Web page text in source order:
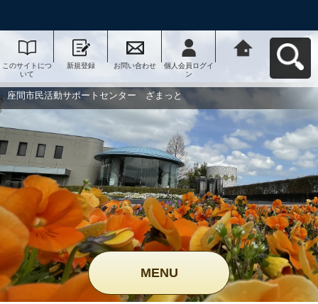
このサイトにつ
いて
新規登録 お問い合わせ
個人会員ログイ
ン
ー ざまっとへ
座間市民活動サポートセンター ざまっと
MENU